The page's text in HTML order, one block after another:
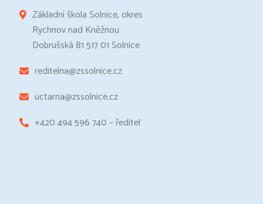
Základní škola Solnice, okres
Rychnov nad Kněžnou
Dobrušská 81 517 01 Solnice
reditelna@zssolnice.cz
uctarna@zssolnice.cz
+420 494 596 740 – ředitel